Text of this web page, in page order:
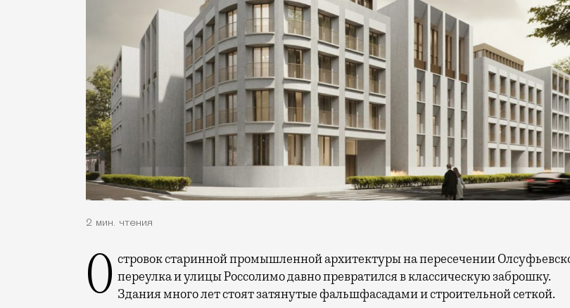
2 мин. чтения
Островок старинной промышленной архитектуры на пересечении Олсуфьевского переулка и улицы Россолимо давно превратился в классическую заброшку.
Здания много лет стоят затянутые фальшфасадами и строительной сеткой.